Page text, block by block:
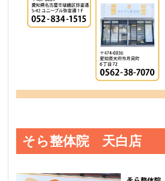
そら整体院 天白店